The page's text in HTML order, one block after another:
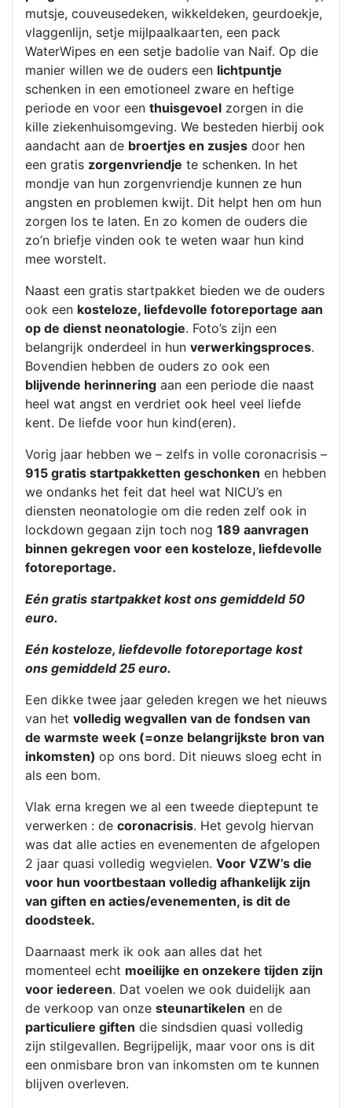
mutsje, couveusedeken, wikkeldeken, geurdoekje,
vlaggenlijn, setje mijlpaalkaarten, een pack
WaterWipes en een setje badolie van Naif. Op die
manier willen we de ouders een lichtpuntje
schenken in een emotioneel zware en heftige
periode en voor een thuisgevoel zorgen in die
kille ziekenhuisomgeving. We besteden hierbij ook
aandacht aan de broertjes en zusjes door hen
een gratis zorgenvriendje te schenken. In het
mondje van hun zorgenvriendje kunnen ze hun
angsten en problemen kwijt. Dit helpt hen om hun
zorgen los te laten. En zo komen de ouders die
zo’n briefje vinden ook te weten waar hun kind
mee worstelt.
Naast een gratis startpakket bieden we de ouders
ook een kosteloze, liefdevolle fotoreportage aan
op de dienst neonatologie. Foto’s zijn een
belangrijk onderdeel in hun verwerkingsproces.
Bovendien hebben de ouders zo ook een
blijvende herinnering aan een periode die naast
heel wat angst en verdriet ook heel veel liefde
kent. De liefde voor hun kind(eren).
Vorig jaar hebben we – zelfs in volle coronacrisis –
915 gratis startpakketten geschonken en hebben
we ondanks het feit dat heel wat NICU’s en
diensten neonatologie om die reden zelf ook in
lockdown gegaan zijn toch nog 189 aanvragen
binnen gekregen voor een kosteloze, liefdevolle
fotoreportage.
Eén gratis startpakket kost ons gemiddeld 50
euro.
Eén kosteloze, liefdevolle fotoreportage kost
ons gemiddeld 25 euro.
Een dikke twee jaar geleden kregen we het nieuws
van het volledig wegvallen van de fondsen van
de warmste week (=onze belangrijkste bron van
inkomsten) op ons bord. Dit nieuws sloeg echt in
als een bom.
Vlak erna kregen we al een tweede dieptepunt te
verwerken : de coronacrisis. Het gevolg hiervan
was dat alle acties en evenementen de afgelopen
2 jaar quasi volledig wegvielen. Voor VZW’s die
voor hun voortbestaan volledig afhankelijk zijn
van giften en acties/evenementen, is dit de
doodsteek.
Daarnaast merk ik ook aan alles dat het
momenteel echt moeilijke en onzekere tijden zijn
voor iedereen. Dat voelen we ook duidelijk aan
de verkoop van onze steunartikelen en de
particuliere giften die sindsdien quasi volledig
zijn stilgevallen. Begrijpelijk, maar voor ons is dit
een onmisbare bron van inkomsten om te kunnen
blijven overleven.